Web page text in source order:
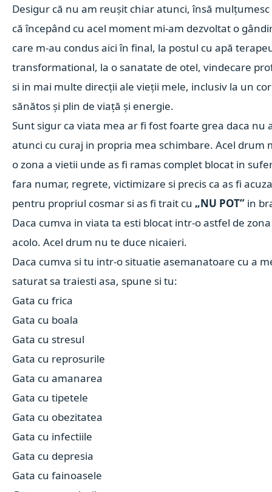
Desigur că nu am reușit chiar atunci, însă
că începând cu acel moment mi-am dezvoltat o
care m-au condus aici în final, la postul cu apă
transformational, la o sanatate de otel, vindecare
si in mai multe direcții ale vieții mele, inclusiv la un
sănătos și plin de viață și energie.
Sunt sigur ca viata mea ar fi fost foarte grea daca nu
atunci cu curaj in propria mea schimbare. Acel drum
o zona a vietii unde as fi ramas complet blocat in
fara numar, regrete, victimizare si precis ca as fi
pentru propriul cosmar si as fi trait cu„NU POT” in
Daca cumva in viata ta esti blocat intr-o astfel de
acolo. Acel drum nu te duce nicaieri.
Daca cumva si tu intr-o situatie asemanatoare cu a
saturat sa traiesti asa, spune si tu:
Gata cu frica
Gata cu boala
Gata cu stresul
Gata cu reprosurile
Gata cu amanarea
Gata cu tipetele
Gata cu obezitatea
Gata cu infectiile
Gata cu depresia
Gata cu fainoasele